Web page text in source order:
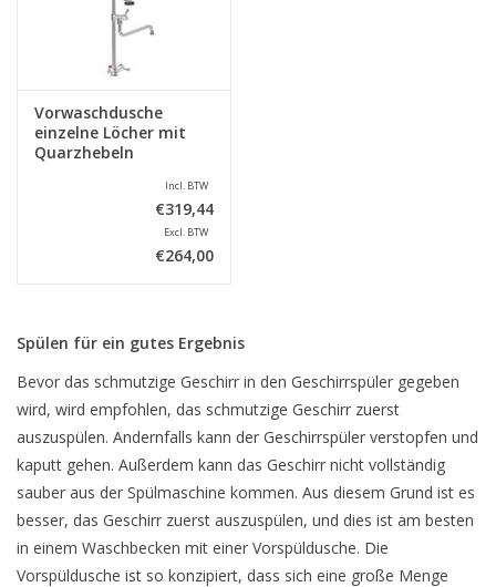
Vorwaschdusche
einzelne Löcher mit
Quarzhebeln
Incl. BTW
€319,44
Excl. BTW
€264,00
Spülen für ein gutes Ergebnis
Bevor das schmutzige Geschirr in den Geschirrspüler gegeben
wird, wird empfohlen, das schmutzige Geschirr zuerst
auszuspülen. Andernfalls kann der Geschirrspüler verstopfen und
kaputt gehen. Außerdem kann das Geschirr nicht vollständig
sauber aus der Spülmaschine kommen. Aus diesem Grund ist es
besser, das Geschirr zuerst auszuspülen, und dies ist am besten
in einem Waschbecken mit einer Vorspüldusche. Die
Vorspüldusche ist so konzipiert, dass sich eine große Menge